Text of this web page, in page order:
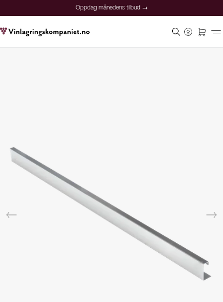
Oppdag månedens tilbud →